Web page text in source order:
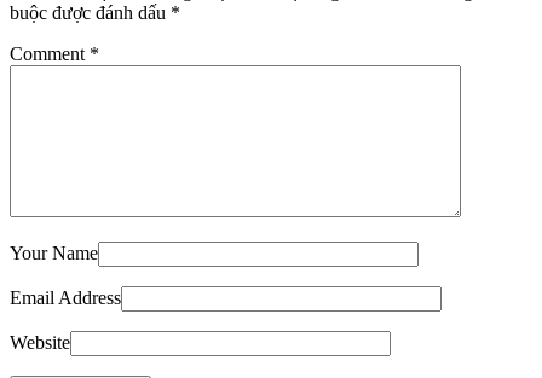
buộc được đánh dấu *
Comment *
Your Name
Email Address
Website